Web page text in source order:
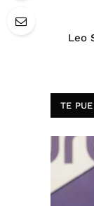
Leo
TE